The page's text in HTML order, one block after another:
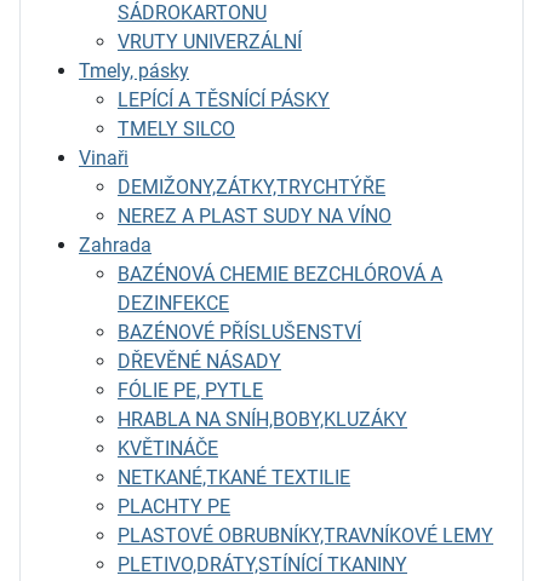
SÁDROKARTONU
VRUTY UNIVERZÁLNÍ
Tmely, pásky
LEPÍCÍ A TĚSNÍCÍ PÁSKY
TMELY SILCO
Vinaři
DEMIŽONY,ZÁTKY,TRYCHTÝŘE
NEREZ A PLAST SUDY NA VÍNO
Zahrada
BAZÉNOVÁ CHEMIE BEZCHLÓROVÁ A
DEZINFEKCE
BAZÉNOVÉ PŘÍSLUŠENSTVÍ
DŘEVĚNÉ NÁSADY
FÓLIE PE, PYTLE
HRABLA NA SNÍH,BOBY,KLUZÁKY
KVĚTINÁČE
NETKANÉ,TKANÉ TEXTILIE
PLACHTY PE
PLASTOVÉ OBRUBNÍKY,TRAVNÍKOVÉ LEMY
PLETIVO,DRÁTY,STÍNÍCÍ TKANINY